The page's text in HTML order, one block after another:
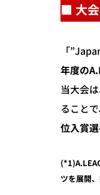
■ 大
「
年度の
当大会
ることで
位入賞
(*1)
ツを展開